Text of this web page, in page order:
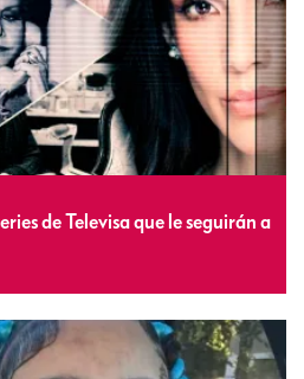
de Televisa que le seguirán a